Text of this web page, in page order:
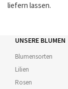
liefern lassen.
UNSERE BLUMEN
Blumensorten
Lilien
Rosen